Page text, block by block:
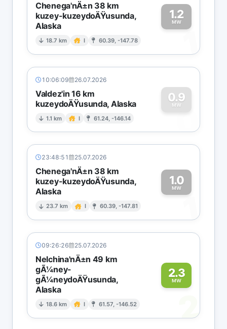
Chenega'nÄ±n 38 km
kuzey-kuzeydoÄŸusunda,
Alaska
18.7 km I 60.39, -147.78
1.2
MW
1
10:06:09 26.07.2026
Valdez'in 16 km
kuzeydoÄŸusunda, Alaska
1.1 km I 61.24, -146.14
0.9
MW
0
23:48:51 25.07.2026
Chenega'nÄ±n 38 km
kuzey-kuzeydoÄŸusunda,
Alaska
23.7 km I 60.39, -147.81
1.0
MW
1
09:26:26 25.07.2026
Nelchina'nÄ±n 49 km
gÃ¼ney-
gÃ¼neydoÄŸusunda,
Alaska
18.6 km I 61.57, -146.52
2.3
MW
2